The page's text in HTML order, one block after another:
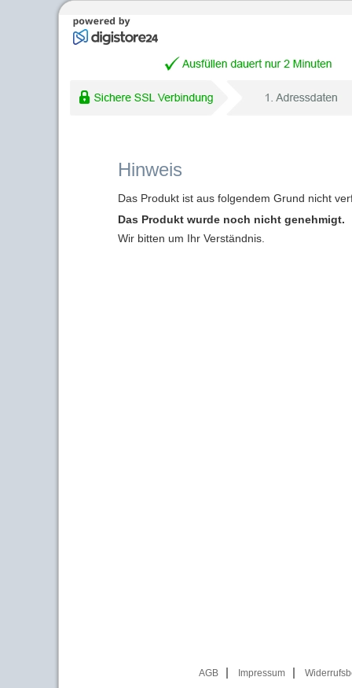
Hinweis
Das Produkt ist aus folgendem Grund nicht
Das Produkt wurde noch nicht genehmigt.
Wir bitten um Ihr Verständnis.
AGB Impressum